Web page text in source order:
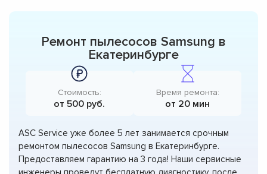
Ремонт пылесосов Samsung в
Екатеринбурге
Стоимость:
от 500 руб.
Время ремонта:
от 20 мин
ASC Service уже более 5 лет занимается срочным
ремонтом пылесосов Samsung в Екатеринбурге.
Предоставляем гарантию на 3 года! Наши сервисные